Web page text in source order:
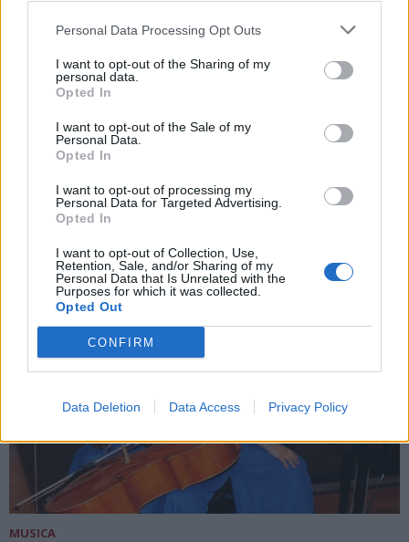
Personal Data Processing Opt Outs
I want to opt-out of the Sharing of my
personal data.
Opted In
I want to opt-out of the Sale of my
Personal Data.
Opted In
I want to opt-out of processing my
Personal Data for Targeted Advertising.
Opted In
I want to opt-out of Collection, Use,
Retention, Sale, and/or Sharing of my
Personal Data that Is Unrelated with the
Purposes for which it was collected.
Opted Out
CONFIRM
Data Deletion Data Access Privacy Policy
ADV
ALTRE NOTIZIE DI TRADATE
MUSICA